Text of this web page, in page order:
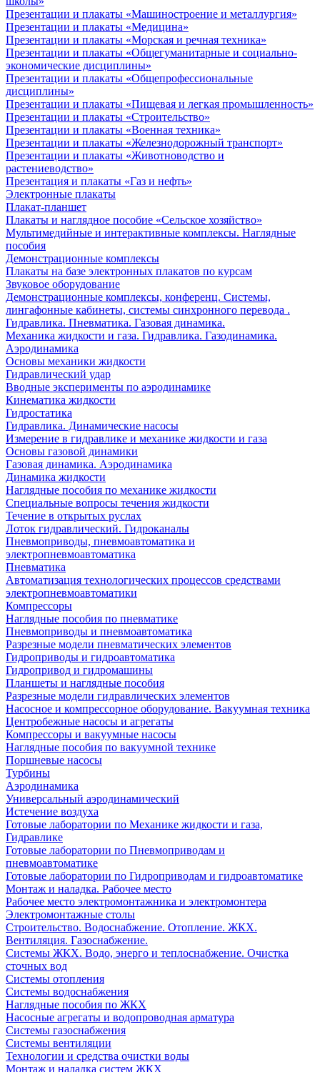
Презентации и плакаты «Машиностроение и металлургия»
Презентации и плакаты «Медицина»
Презентации и плакаты «Морская и речная техника»
Презентации и плакаты «Общегуманитарные и социально-
экономические дисциплины»
Презентации и плакаты «Общепрофессиональные
дисциплины»
Презентации и плакаты «Пищевая и легкая промышленность»
Презентации и плакаты «Строительство»
Презентации и плакаты «Военная техника»
Презентации и плакаты «Железнодорожный транспорт»
Презентации и плакаты «Животноводство и
растениеводство»
Презентация и плакаты «Газ и нефть»
Электронные плакаты
Плакат-планшет
Плакаты и наглядное пособие «Сельское хозяйство»
Мультимедийные и интерактивные комплексы. Наглядные
пособия
Демонстрационные комплексы
Плакаты на базе электронных плакатов по курсам
Звуковое оборудование
Демонстрационные комплексы, конференц. Системы,
лингафонные кабинеты, системы синхронного перевода .
Гидравлика. Пневматика. Газовая динамика.
Механика жидкости и газа. Гидравлика. Газодинамика.
Аэродинамика
Основы механики жидкости
Гидравлический удар
Вводные эксперименты по аэродинамике
Кинематика жидкости
Гидростатика
Гидравлика. Динамические насосы
Измерение в гидравлике и механике жидкости и газа
Основы газовой динамики
Газовая динамика. Аэродинамика
Динамика жидкости
Наглядные пособия по механике жидкости
Специальные вопросы течения жидкости
Течение в открытых руслах
Лоток гидравлический. Гидроканалы
Пневмоприводы, пневмоавтоматика и
электропневмоавтоматика
Пневматика
Автоматизация технологических процессов средствами
электропневмоавтоматики
Компрессоры
Наглядные пособия по пневматике
Пневмоприводы и пневмоавтоматика
Разрезные модели пневматических элементов
Гидроприводы и гидроавтоматика
Гидропривод и гидромашины
Планшеты и наглядные пособия
Разрезные модели гидравлических элементов
Насосное и компрессорное оборудование. Вакуумная техника
Центробежные насосы и агрегаты
Компрессоры и вакуумные насосы
Наглядные пособия по вакуумной технике
Поршневые насосы
Турбины
Аэродинамика
Универсальный аэродинамический
Истечение воздуха
Готовые лаборатории по Механике жидкости и газа,
Гидравлике
Готовые лаборатории по Пневмоприводам и
пневмоавтоматике
Готовые лаборатории по Гидроприводам и гидроавтоматике
Монтаж и наладка. Рабочее место
Рабочее место электромонтажника и электромонтера
Электромонтажные столы
Строительство. Водоснабжение. Отопление. ЖКХ.
Вентиляция. Газоснабжение.
Системы ЖКХ. Водо, энерго и теплоснабжение. Очистка
сточных вод
Системы отопления
Системы водоснабжения
Наглядные пособия по ЖКХ
Насосные агрегаты и водопроводная арматура
Системы газоснабжения
Системы вентиляции
Технологии и средства очистки воды
Монтаж и наладка систем ЖКХ